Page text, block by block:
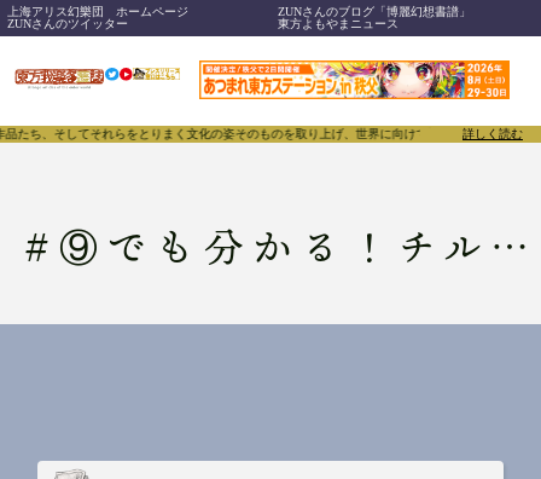
上海アリス幻樂団 ホームページ
ZUNさんのブログ「博麗幻想書譜」
ZUNさんのツイッター
東方よもやまニュース
、そしてそれらをとりまく文化の姿そのものを取り上げ、世界に向けて誇らしく発信する
詳しく読む
# ⑨でも分かる！チルノのパーフェクト東大26数学解説